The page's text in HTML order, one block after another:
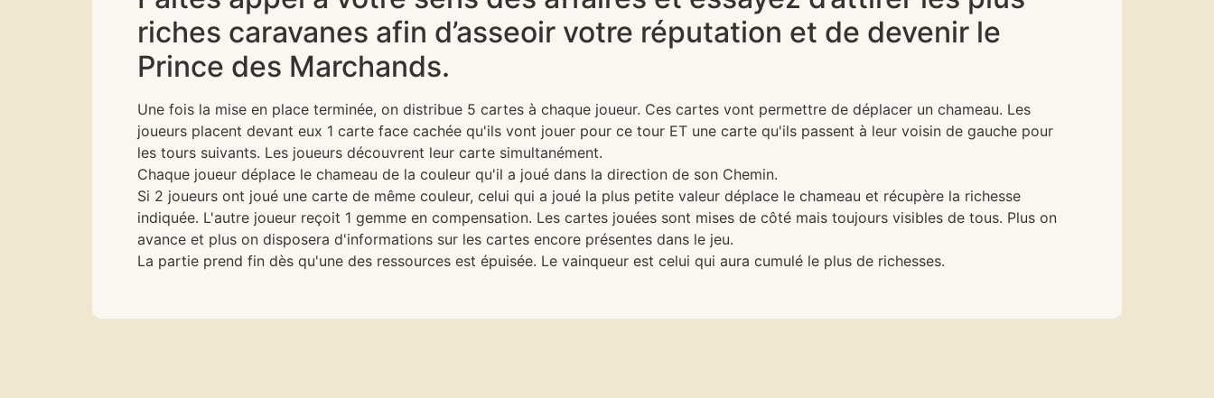
riches caravanes afin d’asseoir votre réputation et de devenir le
Prince des Marchands.
Une fois la mise en place terminée, on distribue 5 cartes à chaque joueur. Ces cartes vont permettre de déplacer un chameau. Les
joueurs placent devant eux 1 carte face cachée qu'ils vont jouer pour ce tour ET une carte qu'ils passent à leur voisin de gauche pour
les tours suivants. Les joueurs découvrent leur carte simultanément.
Chaque joueur déplace le chameau de la couleur qu'il a joué dans la direction de son Chemin.
Si 2 joueurs ont joué une carte de même couleur, celui qui a joué la plus petite valeur déplace le chameau et récupère la richesse
indiquée. L'autre joueur reçoit 1 gemme en compensation. Les cartes jouées sont mises de côté mais toujours visibles de tous. Plus on
avance et plus on disposera d'informations sur les cartes encore présentes dans le jeu.
La partie prend fin dès qu'une des ressources est épuisée. Le vainqueur est celui qui aura cumulé le plus de richesses.